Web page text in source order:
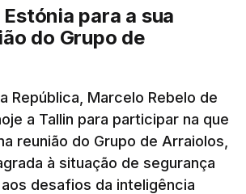
para a sua
do Grupo de
República, Marcelo Rebelo de
a Tallin para participar na que
reunião do Grupo de Arraiolos,
à situação de segurança
desafios da inteligência